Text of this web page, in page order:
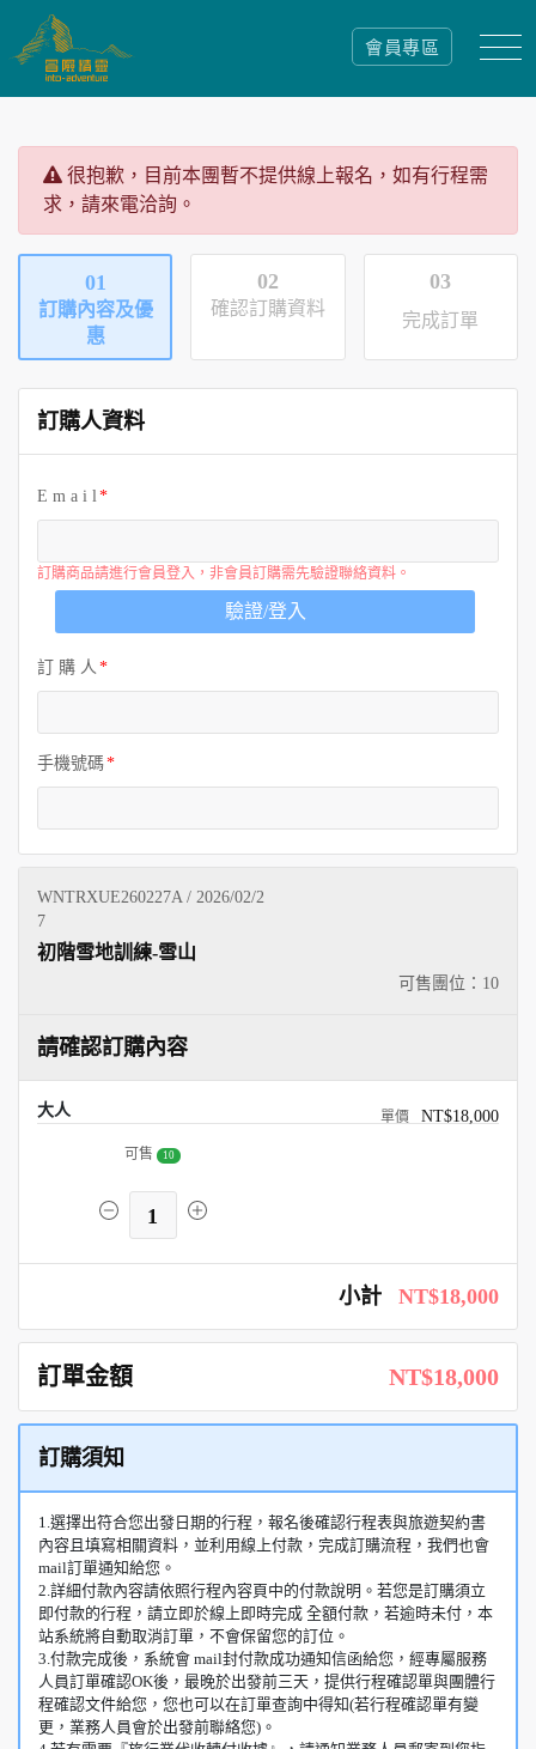
會員專區
很抱歉，目前本團暫不提供線上報名，如有行程需
求，請來電洽詢。
01
訂購內容及優
惠
02
確認訂購資料
03
完成訂單
訂購人資料
E m a i l
訂購商品請進行會員登入，非會員訂購需先驗證聯絡資料。
驗證/登入
訂 購 人
手機號碼
WNTRXUE260227A / 2026/02/2
7
可售團位： 10
初階雪地訓練-雪山
請確認訂購內容
大人 NT$18,000
可售 10
1
小計 NT$18,000
訂單金額 NT$18,000
訂購須知
1.選擇出符合您出發日期的行程，報名後確認行程表與旅遊契約書
內容且填寫相關資料，並利用線上付款，完成訂購流程，我們也會
mail訂單通知給您。
2.詳細付款內容請依照行程內容頁中的付款說明。若您是訂購須立
即付款的行程，請立即於線上即時完成 全額付款，若逾時未付，本
站系統將自動取消訂單，不會保留您的訂位。
3.付款完成後，系統會 mail封付款成功通知信函給您，經專屬服務
人員訂單確認OK後，最晚於出發前三天，提供行程確認單與團體行
程確認文件給您，您也可以在訂單查詢中得知(若行程確認單有變
更，業務人員會於出發前聯絡您)。